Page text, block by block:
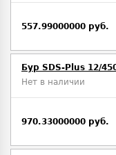
557.99000000 руб.
Бур SDS-Plus 12/
Нет в наличии
970.33000000 руб.